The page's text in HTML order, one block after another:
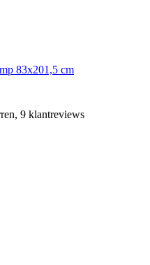
83x201,5 cm
9 klantreviews